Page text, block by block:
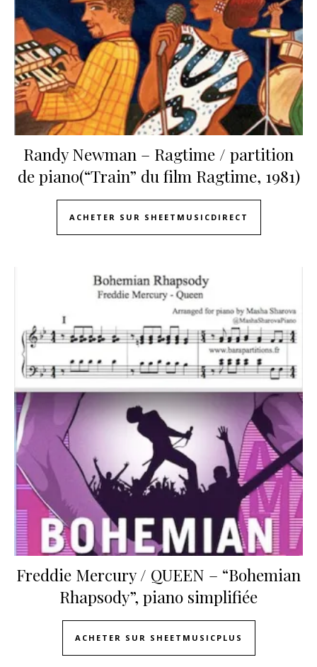
Randy Newman – Ragtime / partition
de piano(“Train” du film Ragtime, 1981)
ACHETER SUR SHEETMUSICDIRECT
Freddie Mercury / QUEEN – “Bohemian
Rhapsody”, piano simplifiée
ACHETER SUR SHEETMUSICPLUS